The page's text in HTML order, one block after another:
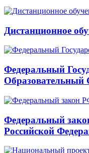
Дистанционное
Федеральный
Образовательный
Федеральный
Российской